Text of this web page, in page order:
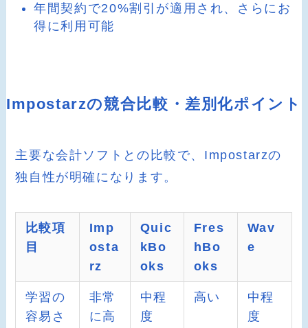
年間契約で20%割引が適用され、さらにお
得に利用可能
Impostarzの競合比較・差別化ポイント
主要な会計ソフトとの比較で、Impostarzの
独自性が明確になります。
比較項
目
Imp
osta
rz
Quic
kBo
oks
Fres
hBo
oks
Wav
e
学習の
容易さ
非常
に高
中程
度
高い
中程
度